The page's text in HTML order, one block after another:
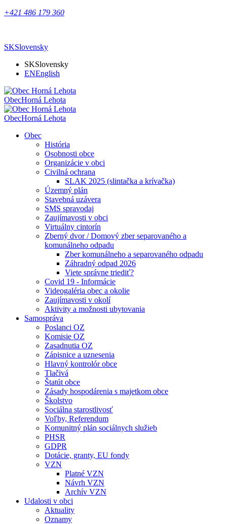
+421 486 179 360
SKSlovensky
SKSlovensky
ENEnglish
ObecHorná Lehota
ObecHorná Lehota
Obec
História
Osobnosti obce
Organizácie v obci
Civilná ochrana
SLAK 2025 (slintačka a krívačka)
Územný plán
Stavebná uzávera
SMS spravodaj
Zaujímavosti v obci
Virtuálny cintorín
Zberný dvor / Domový zber separovaného a
komunálneho odpadu
Zber komunálneho a separovaného odpadu
Záhradný odpad 2026
Viete správne triediť?
Covid 19 - Informácie
Videogaléria obec a okolie
Zaujímavosti v okolí
Aktivity a možnosti ubytovania
Samospráva
Poslanci OZ
Komisie OZ
Zasadnutia OZ
Zápisnice a uznesenia
Hlavný kontrolór obce
Tlačivá
Štatút obce
Zásady hospodárenia s majetkom obce
Školstvo
Sociálna starostlivosť
Voľby, Referendum
Komunitný plán sociálnych služieb
PHSR
GDPR
Dotácie, granty, EU fondy
VZN
Platné VZN
Návrh VZN
Archív VZN
Udalosti v obci
Aktuality
Oznamy